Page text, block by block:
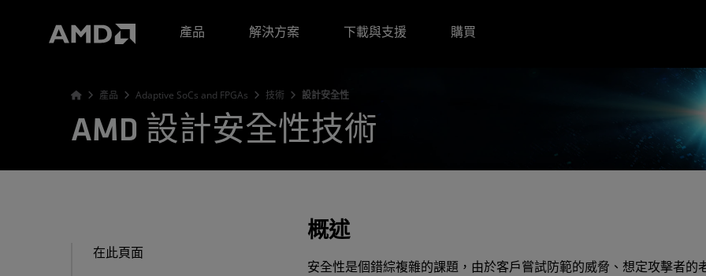
產品
解決方案 下載與支援 購買
產品 Adaptive SoCs and FPGAs 技術 設計安全性
AMD 設計安全性技術
在此頁面
概述
安全性是個錯綜複雜的課題，由於客戶嘗試防範的威脅、想定攻擊者